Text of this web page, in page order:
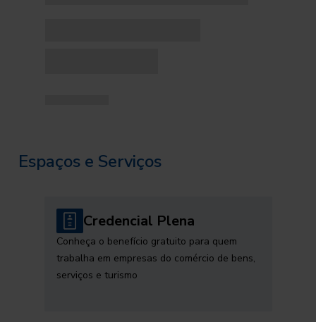
Espaços e Serviços
Credencial Plena
Conheça o benefício gratuito para quem
trabalha em empresas do comércio de bens,
serviços e turismo